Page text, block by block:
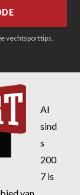
vechtsporttips.
Al
sind
s
200
7 is